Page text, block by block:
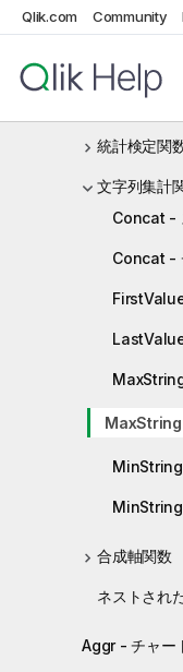
Qlik.com Community
カウンタ集
財務集計関数
統計検定関
文字列集計
Concat -
Concat -
MaxString
合成軸関数
ネストされ
Aggr - チャー